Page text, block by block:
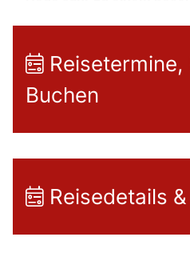
Reisetermine,
Buchen
Reisedetails